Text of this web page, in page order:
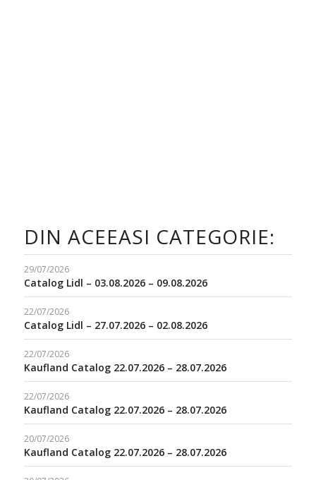
DIN ACEEASI CATEGORIE:
29/07/2026
Catalog Lidl – 03.08.2026 – 09.08.2026
22/07/2026
Catalog Lidl – 27.07.2026 – 02.08.2026
22/07/2026
Kaufland Catalog 22.07.2026 – 28.07.2026
22/07/2026
Kaufland Catalog 22.07.2026 – 28.07.2026
20/07/2026
Kaufland Catalog 22.07.2026 – 28.07.2026